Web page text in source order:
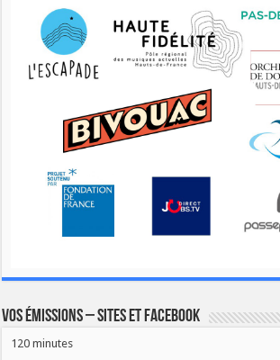
Vos émissions – Sites et Facebook
120 minutes